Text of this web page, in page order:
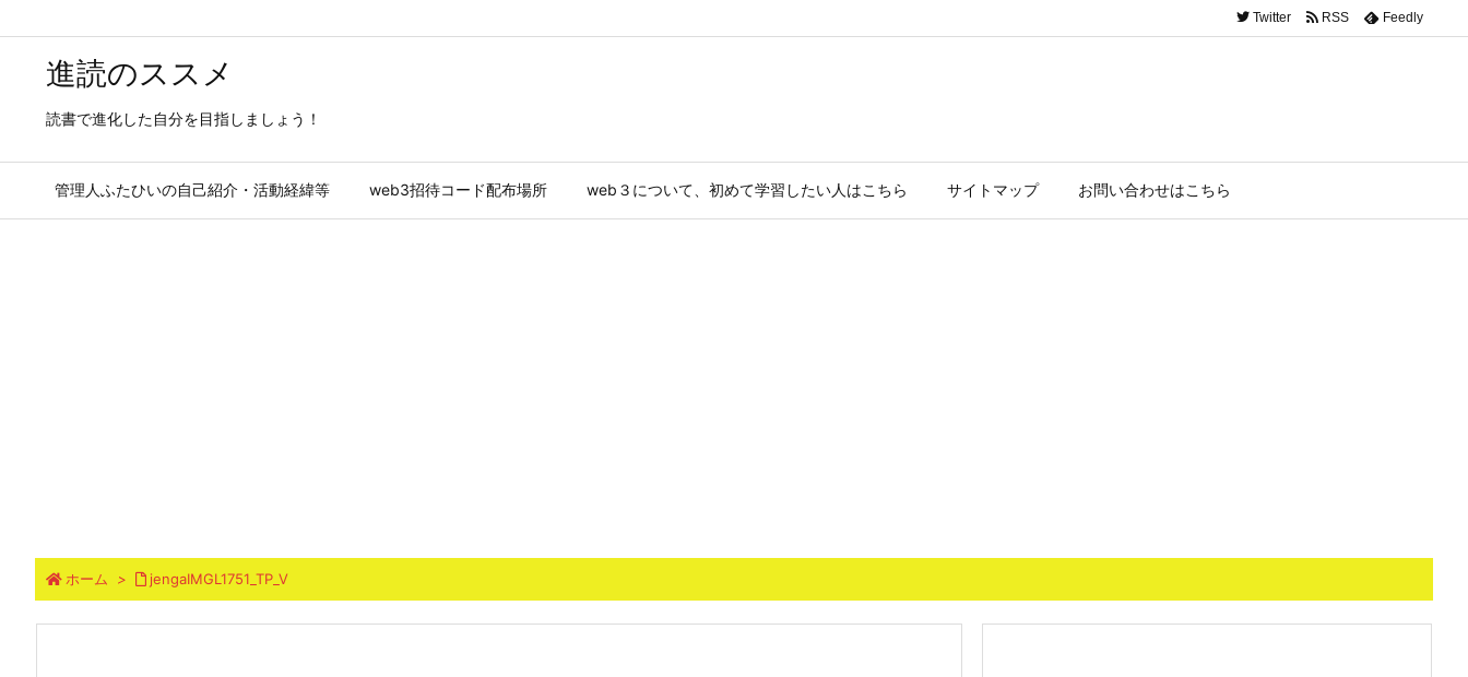
進読のススメ
読書で進化した自分を目指しましょう！
管理人ふたひいの自己紹介・活動経緯等 web3招待コード配布場所 web３について、初めて学習したい人はこちら サイトマップ お問い合わせはこちら
Twitter RSS Feedly
ホーム > jengaIMGL1751_TP_V